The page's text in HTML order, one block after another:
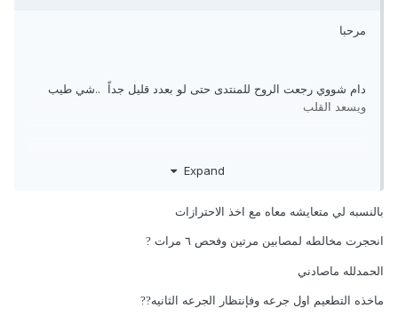
مرحبا
دام شووي رجعت الروح للمنتدى حتى لو بعدد قليل جداً ..شي طيب
ويسعد القلب
شخباااركم من الكرونا !!!؟ شلون قاعده تمر عليكم هالجائحه !!
انا احس الدنيا بتستمر جذي فتره طووووويله
Expand
بالنسبه لي متعايشه معاه مع اخذ الاحترازات
انحجرت مخالطه لمصابين مرتين وفحص ٦ مرات ?
الحمدلله ماصادني
ماخذه التطعيم اول جرعه وفإنتظار الجرعه الثانيه??